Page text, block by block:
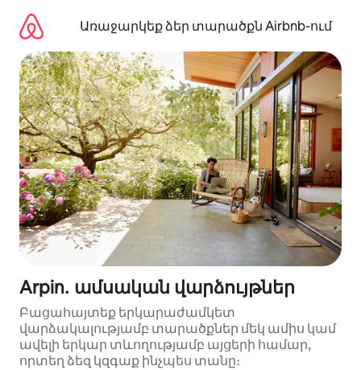
բովանդակությանըԱռաջարկեք ձեր տարածքն Airbnb-ում
Arpin․ ամսական վարձույթներ
Բացահայտեք երկարաժամկետ
վարձակալությամբ տարածքներ մեկ ամիս կամ
ավելի երկար տևողությամբ այցերի համար,
որտեղ ձեզ կզգաք ինչպես տանը։